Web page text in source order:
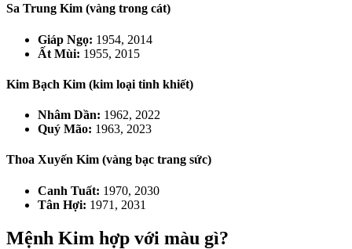
Sa Trung Kim (vàng trong cát)
Giáp Ngọ: 1954, 2014
Ất Mùi: 1955, 2015
Kim Bạch Kim (kim loại tinh khiết)
Nhâm Dần: 1962, 2022
Quý Mão: 1963, 2023
Thoa Xuyến Kim (vàng bạc trang sức)
Canh Tuất: 1970, 2030
Tân Hợi: 1971, 2031
Mệnh Kim hợp với màu gì?